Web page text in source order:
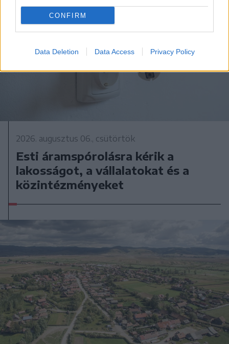
CONFIRM
Data Deletion Data Access Privacy Policy
2026. augusztus 06., csütörtök
Esti áramspórolásra kérik a
lakosságot, a vállalatokat és a
közintézményeket